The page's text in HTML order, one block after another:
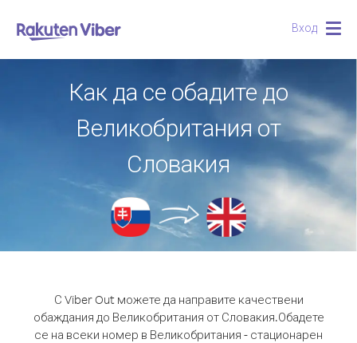
Вход
Как да се обадите до
Великобритания от
Словакия
С Viber Out можете да направите качествени
обаждания до Великобритания от Словакия.Обадете
се на всеки номер в Великобритания - стационарен